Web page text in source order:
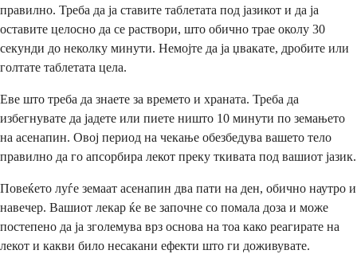
правилно. Треба да ја ставите таблетата под јазикот и да ја
оставите целосно да се раствори, што обично трае околу 30
секунди до неколку минути. Немојте да ја џвакате, дробите или
голтате таблетата цела.
Еве што треба да знаете за времето и храната. Треба да
избегнувате да јадете или пиете ништо 10 минути по земањето
на асенапин. Овој период на чекање обезбедува вашето тело
правилно да го апсорбира лекот преку ткивата под вашиот јазик.
Повеќето луѓе земаат асенапин два пати на ден, обично наутро и
навечер. Вашиот лекар ќе ве започне со помала доза и може
постепено да ја зголемува врз основа на тоа како реагирате на
лекот и какви било несакани ефекти што ги доживувате.